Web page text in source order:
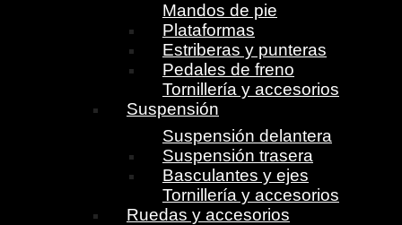
Mandos de pie
Plataformas
Estriberas y punteras
Pedales de freno
Tornillería y accesorios
Suspensión
Suspensión delantera
Suspensión trasera
Basculantes y ejes
Tornillería y accesorios
Ruedas y accesorios